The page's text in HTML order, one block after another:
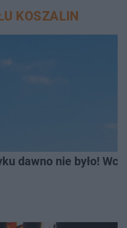
KOSZALIN
dawno nie było!